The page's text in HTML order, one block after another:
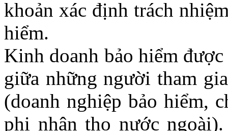
khoản xác định trách
hiểm.
Kinh doanh bảo hiểm
giữa những người tham
(doanh nghiệp bảo hiểm,
phi nhân thọ nước